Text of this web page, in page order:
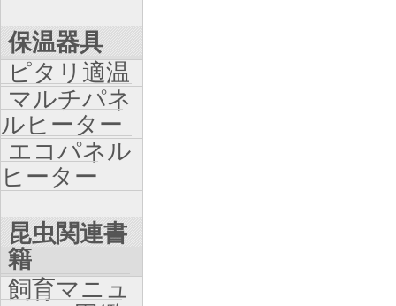
保温器具
ピタリ適温
マルチパネ
ルヒーター
エコパネル
ヒーター
昆虫関連書
籍
飼育マニュ